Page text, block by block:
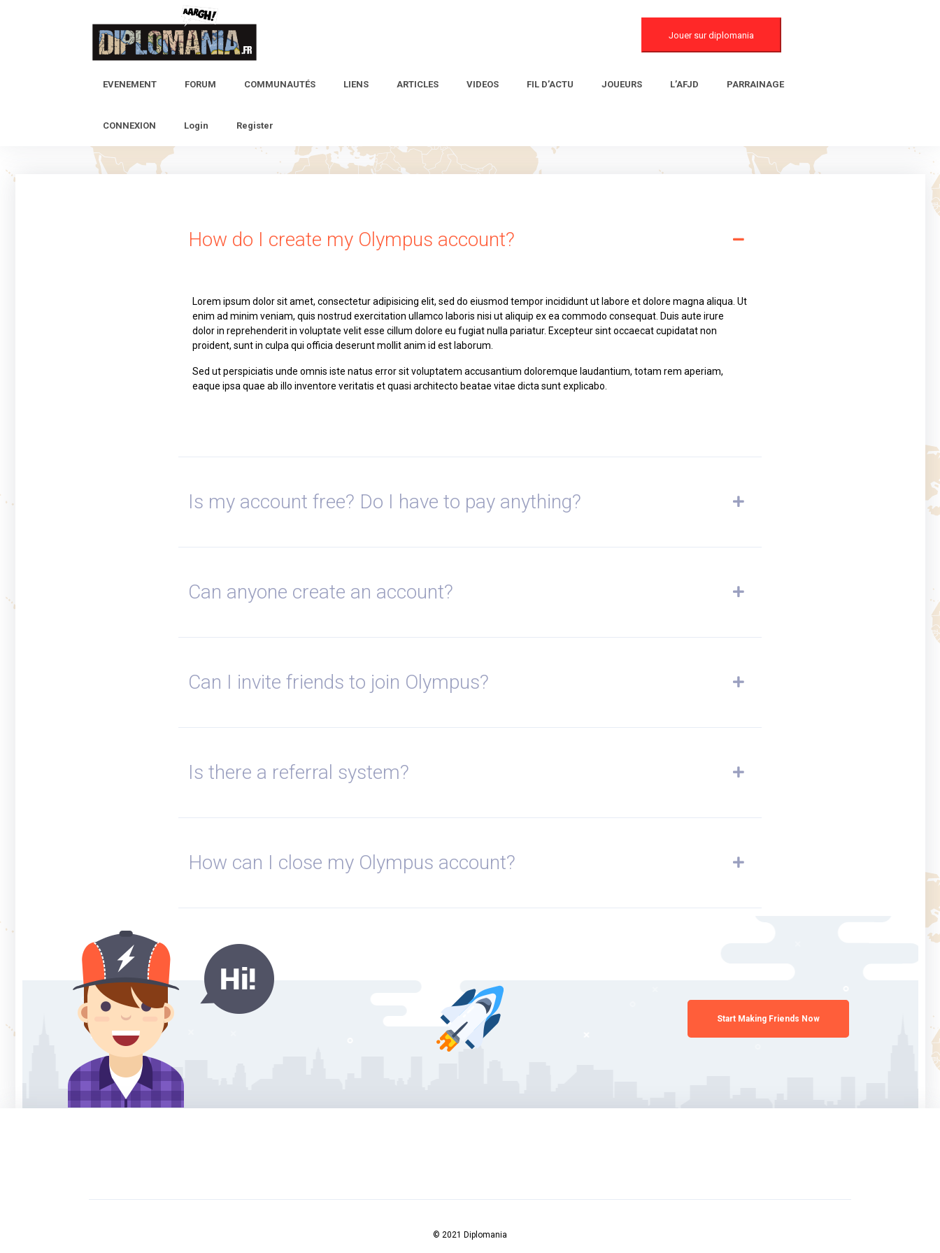
Jouer sur diplomania
EVENEMENT FORUM COMMUNAUTÉS LIENS ARTICLES VIDEOS FIL D’ACTU JOUEURS L’AFJD PARRAINAGE
CONNEXION Login Register
How do I create my Olympus account?
Lorem ipsum dolor sit amet, consectetur adipisicing elit, sed do eiusmod tempor incididunt ut labore et dolore magna aliqua. Ut
enim ad minim veniam, quis nostrud exercitation ullamco laboris nisi ut aliquip ex ea commodo consequat. Duis aute irure
dolor in reprehenderit in voluptate velit esse cillum dolore eu fugiat nulla pariatur. Excepteur sint occaecat cupidatat non
proident, sunt in culpa qui officia deserunt mollit anim id est laborum.
Sed ut perspiciatis unde omnis iste natus error sit voluptatem accusantium doloremque laudantium, totam rem aperiam,
eaque ipsa quae ab illo inventore veritatis et quasi architecto beatae vitae dicta sunt explicabo.
Is my account free? Do I have to pay anything?
Can anyone create an account?
Can I invite friends to join Olympus?
Is there a referral system?
How can I close my Olympus account?
Start Making Friends Now
© 2021 Diplomania